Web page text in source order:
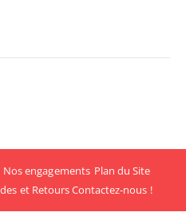
Nos engagements Plan du Site
et RetoursContactez-nous !